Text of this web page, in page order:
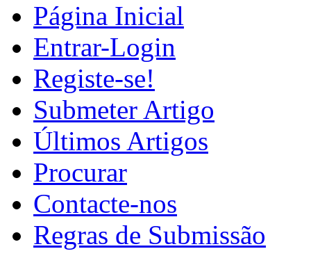
Página Inicial
Entrar-Login
Registe-se!
Submeter Artigo
Últimos Artigos
Procurar
Contacte-nos
Regras de Submissão